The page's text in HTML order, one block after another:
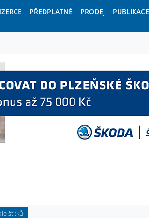
PŘEDPLATNÉ PRODEJ PUBLIKACE
štítků